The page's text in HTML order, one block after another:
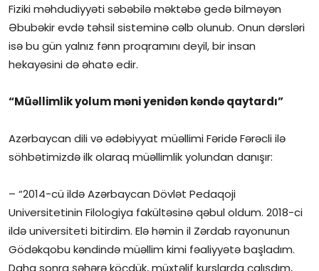
Dünya
Fiziki məhdudiyyəti səbəbilə məktəbə gedə bilməyən
Əbubəkir evdə təhsil sisteminə cəlb olunub. Onun dərsləri
isə bu gün yalnız fənn proqramını deyil, bir insan
hekayəsini də əhatə edir.
“Müəllimlik yolum məni yenidən kəndə qaytardı”
Azərbaycan dili və ədəbiyyat müəllimi Fəridə Fərəcli ilə
söhbətimizdə ilk olaraq müəllimlik yolundan danışır:
– “2014-cü ildə Azərbaycan Dövlət Pedaqoji
Universitetinin Filologiya fakültəsinə qəbul oldum. 2018-ci
ildə universiteti bitirdim. Elə həmin il Zərdab rayonunun
Gödəkqobu kəndində müəllim kimi fəaliyyətə başladım.
Daha sonra şəhərə köçdük, müxtəlif kurslarda çalışdım,